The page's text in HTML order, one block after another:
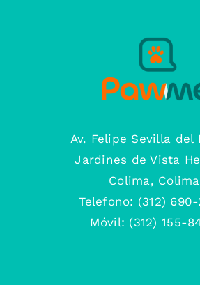
Av. Felipe Sevilla del
Jardines de Vista
Colima,
Telefono: (312)
Móvil: (312) 155-